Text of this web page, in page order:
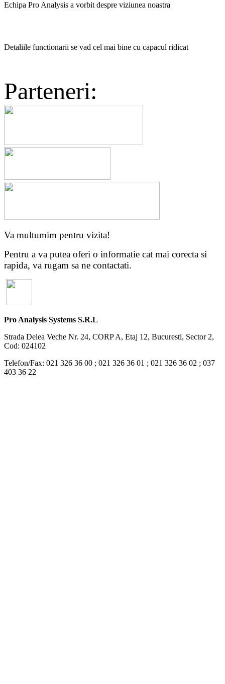
Echipa Pro Analysis a vorbit despre viziunea noastra
Detaliile functionarii se vad cel mai bine cu capacul ridicat
Parteneri:
Va multumim pentru vizita!
Pentru a va putea oferi o informatie cat mai corecta si
rapida, va rugam sa ne contactati.
Pro Analysis Systems S.R.L
Strada Delea Veche Nr. 24, CORP A, Etaj 12, Bucuresti, Sector 2,
Cod: 024102
Telefon/Fax: 021 326 36 00 ; 021 326 36 01 ; 021 326 36 02 ; 037
403 36 22